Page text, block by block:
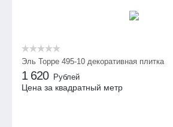
Эль Торре 495-10 декоративная плитка
1 620 Рублей
Цена за квадратный метр